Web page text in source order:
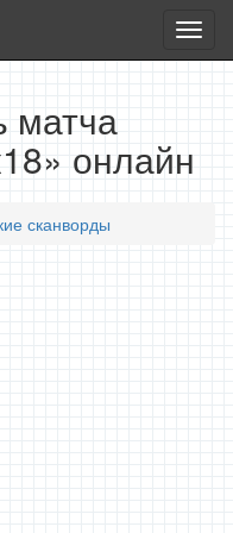
игры
матча
онлайн
сканворды